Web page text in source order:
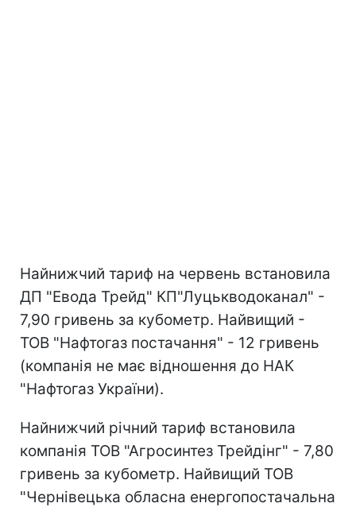
Найнижчий тариф на червень встановила
ДП "Евода Трейд" КП"Луцькводоканал" -
7,90 гривень за кубометр. Найвищий -
ТОВ "Нафтогаз постачання" - 12 гривень
(компанія не має відношення до НАК
"Нафтогаз України).
Найнижчий річний тариф встановила
компанія ТОВ "Агросинтез Трейдінг" - 7,80
гривень за кубометр. Найвищий ТОВ
"Чернівецька обласна енергопостачальна